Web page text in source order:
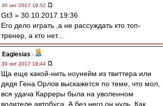
30 окт 2017 19:52
Gt3 » 30.10.2017 19:36
Его дело играть ,а не рассуждать кто топ-
тренер, а кто нет...
Eaglesias -
30 окт 2017 19:44
Ща еще какой-нить ноунейм из твиттера или
дядя Гена Орлов выскажется по теме, что мол,
вся удача Карреры была на уволенном
водителе автобуса. А без него он нуль. Как